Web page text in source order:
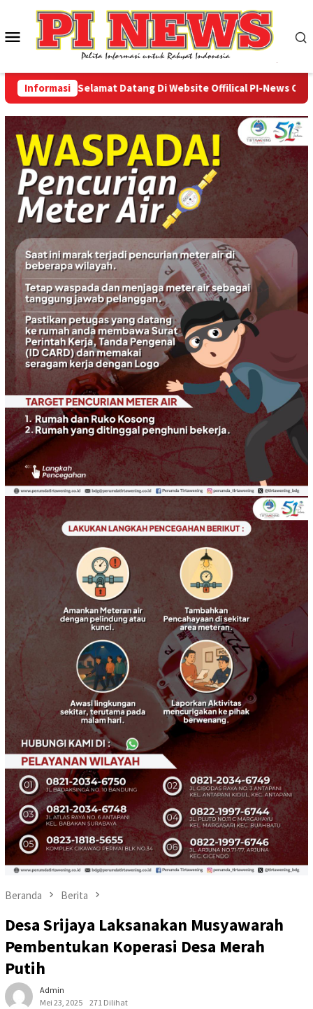
konten
Menu
Mobile
InformasiSelamat Datang Di Website Offilical PI-News Online
Beranda Berita
Desa Srijaya Laksanakan Musyawarah
Pembentukan Koperasi Desa Merah
Putih
Admin
Mei 23, 2025
271 Dilihat